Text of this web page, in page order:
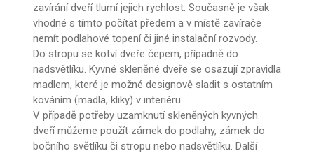
zavírání dveří tlumí jejich rychlost. Současně je však
vhodné s tímto počítat předem a v místě zavírače
nemít podlahové topení či jiné instalační rozvody.
Do stropu se kotví dveře čepem, případně do
nadsvětlíku. Kyvné skleněné dveře se osazují zpravidla
madlem, které je možné designově sladit s ostatním
kováním (madla, kliky) v interiéru.
V případě potřeby uzamknutí skleněných kyvných
dveří můžeme použít zámek do podlahy, zámek do
bočního světlíku či stropu nebo nadsvětlíku. Další